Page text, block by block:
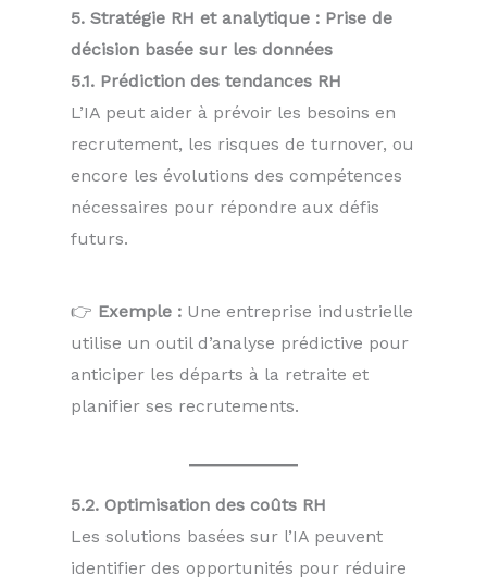
5. Stratégie RH et analytique : Prise de
décision basée sur les données
5.1. Prédiction des tendances RH
L’IA peut aider à prévoir les besoins en
recrutement, les risques de turnover, ou
encore les évolutions des compétences
nécessaires pour répondre aux défis
futurs.
👉 Exemple : Une entreprise industrielle
utilise un outil d’analyse prédictive pour
anticiper les départs à la retraite et
planifier ses recrutements.
5.2. Optimisation des coûts RH
Les solutions basées sur l’IA peuvent
identifier des opportunités pour réduire